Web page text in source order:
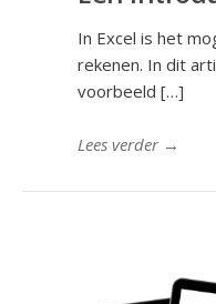
In Excel is het
rekenen. In dit
voorbeeld […]
Lees verder→